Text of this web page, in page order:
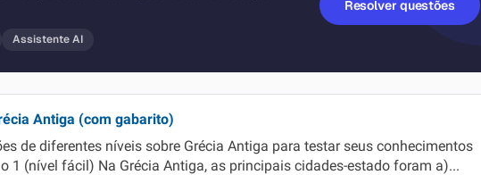
Assistente AI
Resolver questões
Antiga (com gabarito)
de diferentes níveis sobre Grécia Antiga para testar seus conhecimentos
1 (nível fácil) Na Grécia Antiga, as principais cidades-estado foram a)...